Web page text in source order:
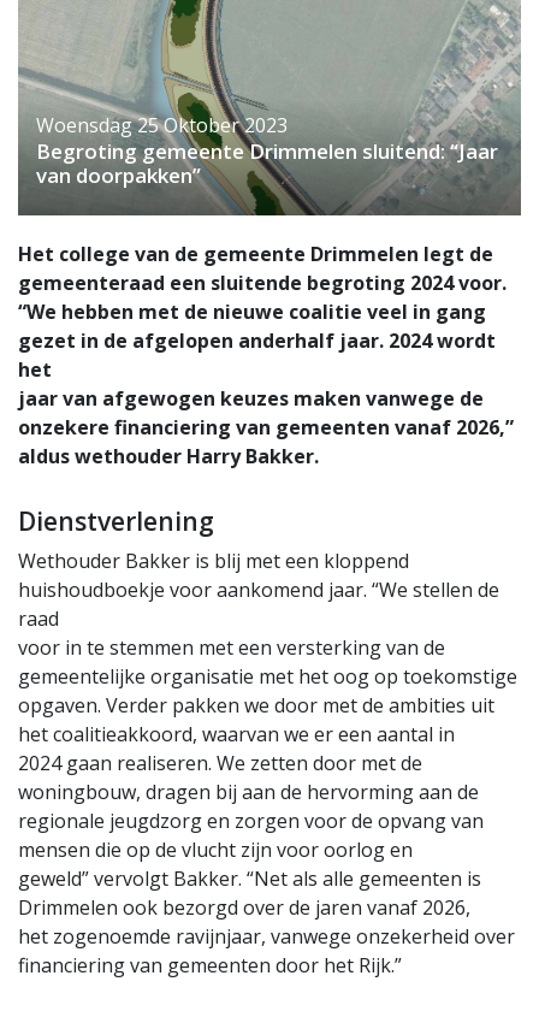
Woensdag 25 Oktober 2023
Begroting gemeente Drimmelen sluitend: “Jaar
van doorpakken”
Het college van de gemeente Drimmelen legt de
gemeenteraad een sluitende begroting 2024 voor.
“We hebben met de nieuwe coalitie veel in gang
gezet in de afgelopen anderhalf jaar. 2024 wordt
het
jaar van afgewogen keuzes maken vanwege de
onzekere financiering van gemeenten vanaf 2026,”
aldus wethouder Harry Bakker.
Dienstverlening
Wethouder Bakker is blij met een kloppend
huishoudboekje voor aankomend jaar. “We stellen de
raad
voor in te stemmen met een versterking van de
gemeentelijke organisatie met het oog op toekomstige
opgaven. Verder pakken we door met de ambities uit
het coalitieakkoord, waarvan we er een aantal in
2024 gaan realiseren. We zetten door met de
woningbouw, dragen bij aan de hervorming aan de
regionale jeugdzorg en zorgen voor de opvang van
mensen die op de vlucht zijn voor oorlog en
geweld” vervolgt Bakker. “Net als alle gemeenten is
Drimmelen ook bezorgd over de jaren vanaf 2026,
het zogenoemde ravijnjaar, vanwege onzekerheid over
financiering van gemeenten door het Rijk.”